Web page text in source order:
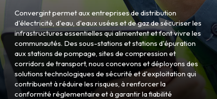
Convergint permet aux entreprises de distribution
d'électricité, d'eau, d'eaux usées et de gaz de sécuriser les
infrastructures essentielles qui alimentent et font vivre les
communautés. Des sous-stations et stations d'épuration
aux stations de pompage, sites de compression et
corridors de transport, nous concevons et déployons des
solutions technologiques de sécurité et d'exploitation qui
contribuent à réduire les risques, à renforcer la
conformité réglementaire et à garantir la fiabilité